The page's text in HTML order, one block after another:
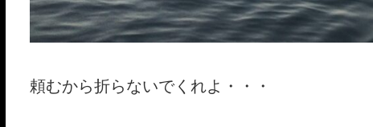
頼むから折らないでくれよ・・・